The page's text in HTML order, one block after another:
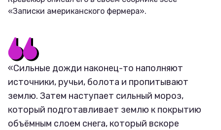
«Записки американского фермера».
«Сильные дожди наконец-то наполняют
источники, ручьи, болота и пропитывают
землю. Затем наступает сильный мороз,
который подготавливает землю к покрытию
объёмным слоем снега, который вскоре